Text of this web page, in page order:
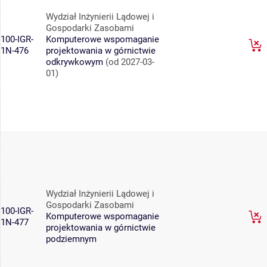
100-IGR-
1N-476
Wydział Inżynierii Lądowej i
Gospodarki Zasobami
Komputerowe wspomaganie
projektowania w górnictwie
odkrywkowym (od 2027-03-
01)
100-IGR-
1N-477
Wydział Inżynierii Lądowej i
Gospodarki Zasobami
Komputerowe wspomaganie
projektowania w górnictwie
podziemnym